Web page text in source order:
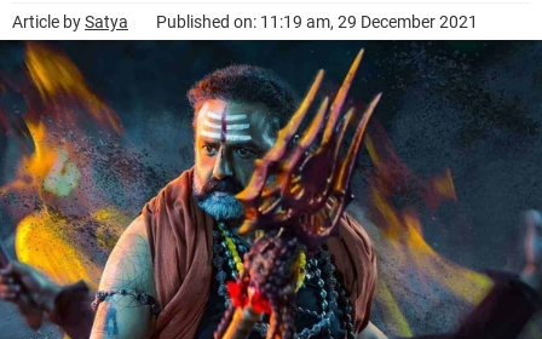
Article bySatya Published on: 11:19 am, 29 December 2021